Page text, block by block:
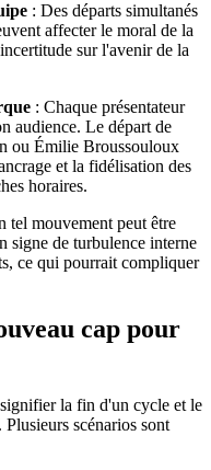
: Des départs simultanés
affecter le moral de la
sur l'avenir de la
: Chaque présentateur
audience. Le départ de
ou Émilie Broussouloux
et la fidélisation des
horaires.
tel mouvement peut être
signe de turbulence interne
ce qui pourrait compliquer
cap pour
la fin d'un cycle et le
scénarios sont